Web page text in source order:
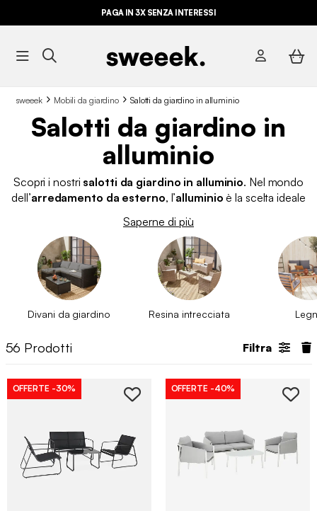
PAGA IN 3X SENZA INTERESSI
sweeek Mobili da giardino Salotti da giardino in alluminio
Salotti da giardino in
alluminio
Scopri i nostri salotti da giardino in alluminio. Nel mondo
dell’arredamento da esterno, l’alluminio è la scelta ideale
giardino in alluminioperfetto per te! I nostri
giardinosono adatti a terrazze, balconi e angoli verdi di tutte
le dimensioni perché offrono un numero variabile di posti a
sedere. Immagina il divertimento e il riposo che potrai
condividere con amici e familiari in unsalotto in alluminio da
in materiali di alta qualità e possono essere abbinati con cuscini
anche i nostri
salotti da giardino in legno.
Saperne di più
Divani da giardino Resina intrecciata
56 Prodotti Filtra
OFFERTE -30% OFFERTE -40%